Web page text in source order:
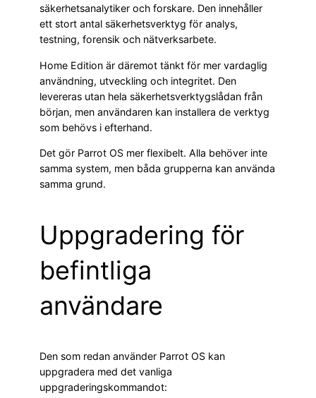
säkerhetsanalytiker och forskare. Den innehåller
ett stort antal säkerhetsverktyg för analys,
testning, forensik och nätverksarbete.
Home Edition är däremot tänkt för mer vardaglig
användning, utveckling och integritet. Den
levereras utan hela säkerhetsverktygslådan från
början, men användaren kan installera de verktyg
som behövs i efterhand.
Det gör Parrot OS mer flexibelt. Alla behöver inte
samma system, men båda grupperna kan använda
samma grund.
Uppgradering för
befintliga
användare
Den som redan använder Parrot OS kan
uppgradera med det vanliga
uppgraderingskommandot: